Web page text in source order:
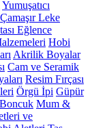
Yumuşatıcı
Çamaşır Leke
Eğlence
Hobi
Akrilik Boyalar
Cam ve Seramik
Resim Fırçası
Örgü İpi Güpür
Boncuk Mum &
ve